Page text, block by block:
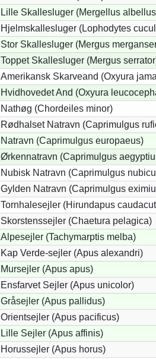
Lille Skallesluger (Mergellus
Hjelmskallesluger (Lophodytes
Stor Skallesluger (Mergus
Toppet Skallesluger (Mergus
Amerikansk Skarveand (Oxyura
Hvidhovedet And (Oxyura
Nathøg (Chordeiles minor)
Rødhalset Natravn (Caprimulgus
Natravn (Caprimulgus europaeus)
Ørkennatravn (Caprimulgus
Nubisk Natravn (Caprimulgus
Gylden Natravn (Caprimulgus
Tornhalesejler (Hirundapus
Skorstenssejler (Chaetura pelagica)
Alpesejler (Tachymarptis melba)
Kap Verde-sejler (Apus alexandri)
Mursejler (Apus apus)
Ensfarvet Sejler (Apus unicolor)
Gråsejler (Apus pallidus)
Orientsejler (Apus pacificus)
Lille Sejler (Apus affinis)
Horussejler (Apus horus)